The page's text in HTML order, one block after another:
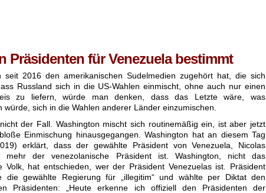
Präsidenten für Venezuela bestimmt
seit 2016 den amerikanischen Sudelmedien zugehört hat, die sich
Russland sich in die US-Wahlen einmischt, ohne auch nur einen
zu liefern, würde man denken, dass das Letzte wäre, was
würde, sich in die Wahlen anderer Länder einzumischen.
der Fall. Washington mischt sich routinemäßig ein, ist aber jetzt
Einmischung hinausgegangen. Washington hat an diesem Tag
erklärt, dass der gewählte Präsident von Venezuela, Nicolas
mehr der venezolanische Präsident ist. Washington, nicht das
Volk, hat entschieden, wer der Präsident Venezuelas ist. Präsident
die gewählte Regierung für „illegitim“ und wählte per Diktat den
Präsidenten: „Heute erkenne ich offiziell den Präsidenten der